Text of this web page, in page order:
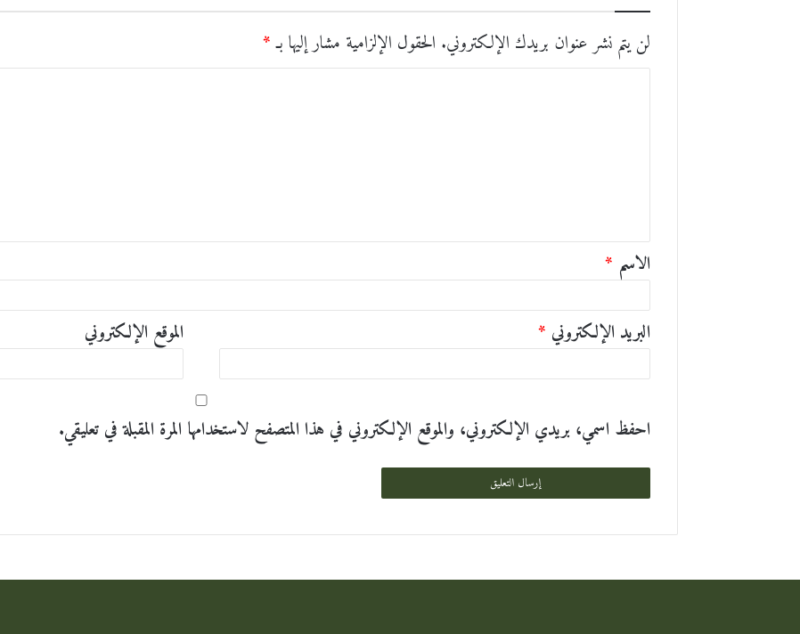
لن يتم نشر عنوان بريدك الإلكتروني. الحقول الإلزامية مشار إليها بـ*
ق
*
الاسم *
البريد الإلكتروني * الموقع الإلكتروني
احفظ اسمي، بريدي الإلكتروني، والموقع الإلكتروني في هذا المتصفح لاستخدامها المرة المقبلة في تعليقي.